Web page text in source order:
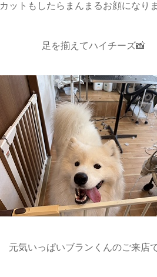
カットもしたらまんまるお顔になり
足を揃えてハイチーズ📸
元気いっぱいブランくんのご来店